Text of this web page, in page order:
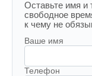
Оставьте имя
свободное
к чему не
Ваше имя
Телефон